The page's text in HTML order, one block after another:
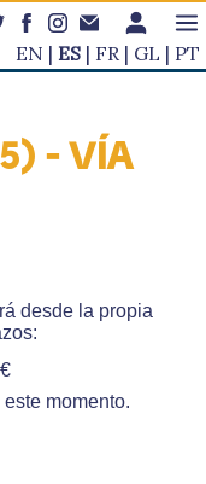
EN ES FR GL PT
- VÍA
desde la propia
momento.